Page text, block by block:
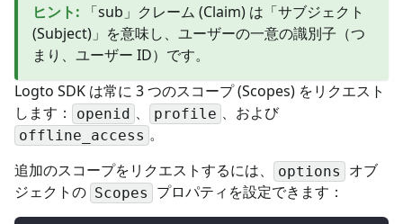
ヒント:
「sub」クレーム (Claim) は「サブジェクト
(Subject)」を意味し、ユーザーの一意の識別子（つ
まり、ユーザー ID）です。
Logto SDK は常に 3 つのスコープ (Scopes) をリクエスト
します：
openid 、 profile 、および
offline_access 。
追加のスコープをリクエストするには、
options
オブ
ジェクトの Scopes プロパティを設定できます：